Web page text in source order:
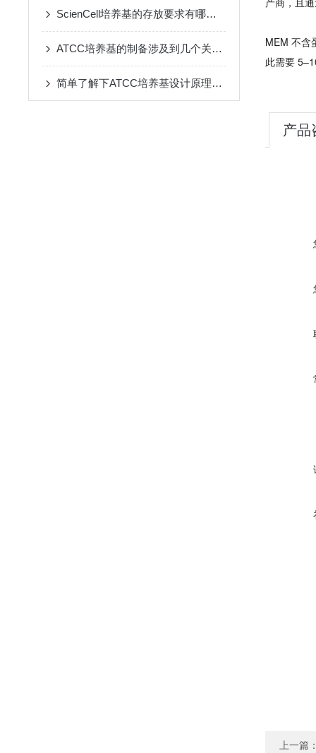
ScienCell培养基的存放要求有哪些？
ATCC培养基的制备涉及到几个关键的步骤
简单了解下ATCC培养基设计原理与要求
MEM 不含
此需要
产品
上一篇